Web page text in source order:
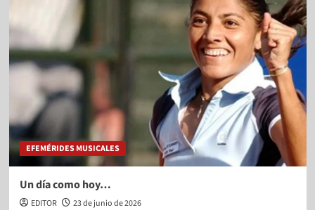
EFEMÉRIDES MUSICALES
Un día como hoy…
EDITOR 23 de junio de 2026